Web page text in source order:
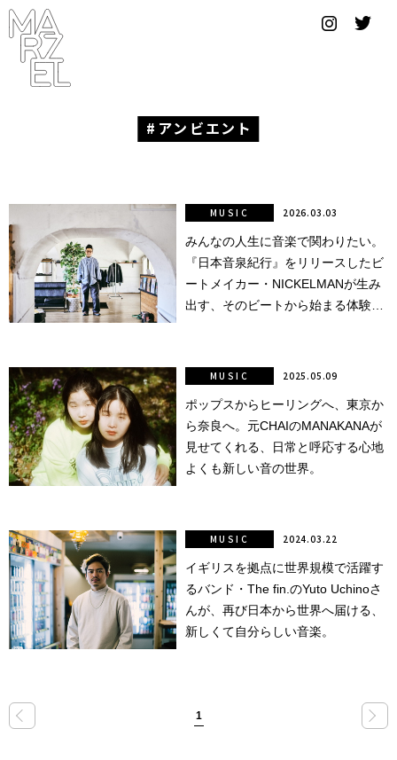
フィ
デザ
ナー
ー
プール
スーツ
ンテ
写真
確認の
旅
古着
屋十四
才
叶える
阪
化
アンビエント
みんなの人生に音楽で関わりたい。
『日本音泉紀行』をリリースしたビ
ートメイカー・NICKELMANが生み
出す、そのビートから始まる体験と
MUSIC 2026.03.03
ポップスからヒーリングへ、東京か
ら奈良へ。元CHAIのMANAKANAが
見せてくれる、日常と呼応する心地
よくも新しい音の世界。
MUSIC 2025.05.09
イギリスを拠点に世界規模で活躍す
るバンド・The fin.のYuto Uchinoさ
んが、再び日本から世界へ届ける、
新しくて自分らしい音楽。
MUSIC 2024.03.22
« 1 »